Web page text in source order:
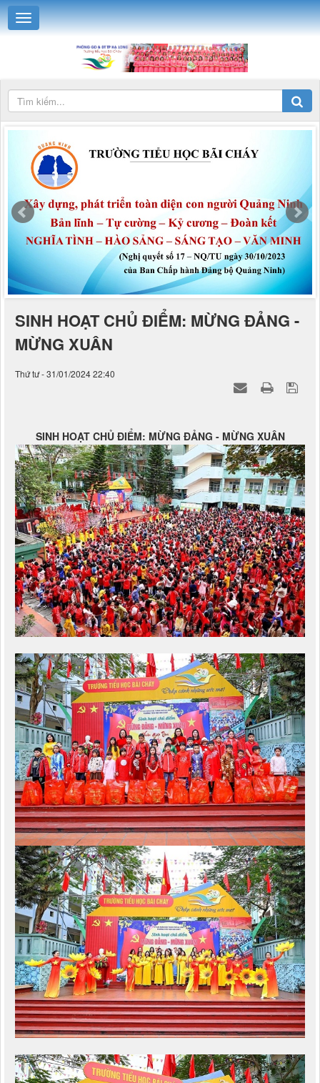
SINH HOẠT CHỦ ĐIỂM: MỪNG ĐẢNG -
MỪNG XUÂN
Thứ tư - 31/01/2024 22:40
SINH HOẠT CHỦ ĐIỂM: MỪNG ĐẢNG - MỪNG XUÂN